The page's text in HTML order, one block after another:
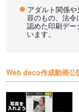
アダルト関係
容のもの、法令
認めた印刷デ
います。
Web deco作成動画公